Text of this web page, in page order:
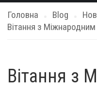
Головна Blog
Вітання з
Вітання з